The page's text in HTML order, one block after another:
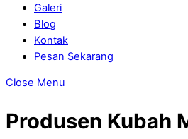
Galeri
Blog
Kontak
Pesan Sekarang
Close Menu
Produsen Kubah